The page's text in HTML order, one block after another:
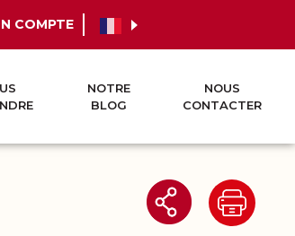
COMPTE
NOTRE
BLOG
NOUS
CONTACTER